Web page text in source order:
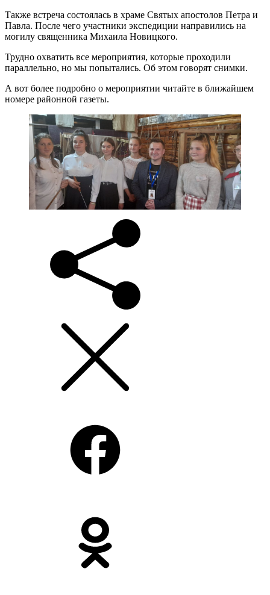
Также встреча состоялась в храме Святых апостолов Петра и
Павла. После чего участники экспедиции направились на
могилу священника Михаила Новицкого.
Трудно охватить все мероприятия, которые проходили
параллельно, но мы попытались. Об этом говорят снимки.
А вот более подробно о мероприятии читайте в ближайшем
номере районной газеты.